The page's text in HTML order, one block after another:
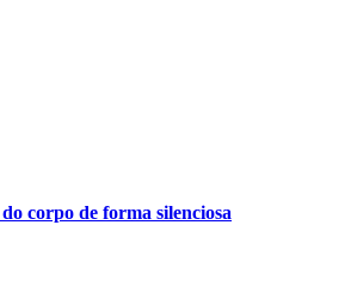
corpo de forma silenciosa